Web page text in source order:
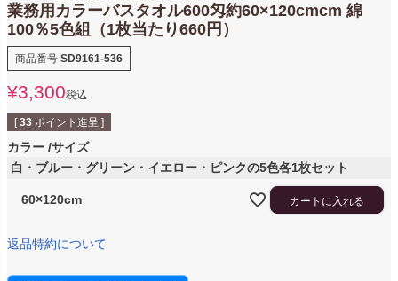
業務用カラーバスタオル600匁約60×120cmcm 綿
100％5色組（1枚当たり660円）
商品番号 SD9161-536
¥3,300税込
[ 33 ポイント進呈 ]
カラー サイズ
白・ブルー・グリーン・イエロー・ピンクの5色各1枚セット
60×120cm カートに入れる
返品特約について